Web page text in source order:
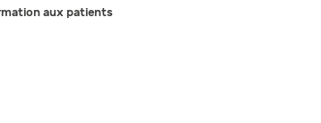
aux patients